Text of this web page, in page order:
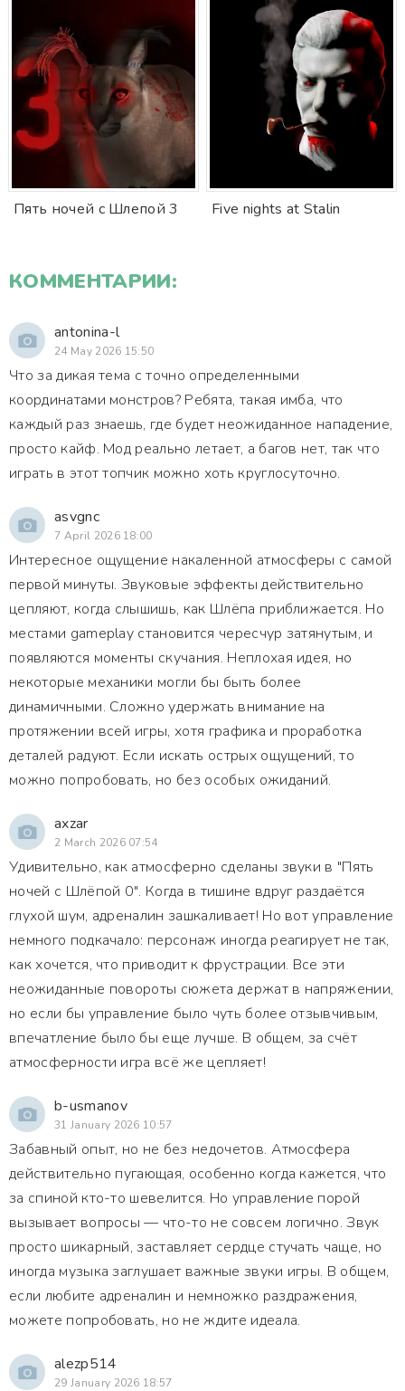
Пять ночей с Шлепой 3 Five nights at Stalin
КОММЕНТАРИИ:
antonina-l
24 May 2026 15:50
Что за дикая тема с точно определенными
координатами монстров? Ребята, такая имба, что
каждый раз знаешь, где будет неожиданное нападение,
просто кайф. Мод реально летает, а багов нет, так что
играть в этот топчик можно хоть круглосуточно.
asvgnc
7 April 2026 18:00
Интересное ощущение накаленной атмосферы с самой
первой минуты. Звуковые эффекты действительно
цепляют, когда слышишь, как Шлёпа приближается. Но
местами gameplay становится чересчур затянутым, и
появляются моменты скучания. Неплохая идея, но
некоторые механики могли бы быть более
динамичными. Сложно удержать внимание на
протяжении всей игры, хотя графика и проработка
деталей радуют. Если искать острых ощущений, то
можно попробовать, но без особых ожиданий.
axzar
2 March 2026 07:54
Удивительно, как атмосферно сделаны звуки в "Пять
ночей с Шлёпой 0". Когда в тишине вдруг раздаётся
глухой шум, адреналин зашкаливает! Но вот управление
немного подкачало: персонаж иногда реагирует не так,
как хочется, что приводит к фрустрации. Все эти
неожиданные повороты сюжета держат в напряжении,
но если бы управление было чуть более отзывчивым,
впечатление было бы еще лучше. В общем, за счёт
атмосферности игра всё же цепляет!
b-usmanov
31 January 2026 10:57
Забавный опыт, но не без недочетов. Атмосфера
действительно пугающая, особенно когда кажется, что
за спиной кто-то шевелится. Но управление порой
вызывает вопросы — что-то не совсем логично. Звук
просто шикарный, заставляет сердце стучать чаще, но
иногда музыка заглушает важные звуки игры. В общем,
если любите адреналин и немножко раздражения,
можете попробовать, но не ждите идеала.
alezp514
29 January 2026 18:57